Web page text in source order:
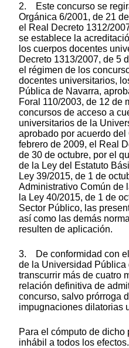
2. Este concurso se
Orgánica 6/2001, de 21
el Real Decreto 1312/
se establece la
los cuerpos docentes
Decreto 1313/2007, de 5
el régimen de los
docentes universitarios,
Pública de Navarra,
Foral 110/2003, de 12 de
concursos de acceso a
universitarios de la
aprobado por acuerdo
febrero de 2009, el Real
de 30 de octubre, por el
de la Ley del Estatuto
Ley 39/2015, de 1 de
Administrativo Común de
la Ley 40/2015, de 1 de
Sector Público, las
así como las demás
resulten de aplicación.
3. De conformidad con
de la Universidad Pública
transcurrir más de cuatro
relación definitiva de
concurso, salvo prórroga
impugnaciones dilatorias
Para el cómputo de dicho
inhábil a todos los efectos.